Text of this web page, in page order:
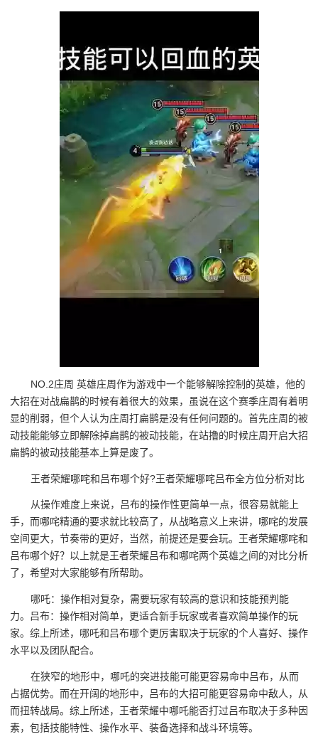
NO.2庄周 英雄庄周作为游戏中一个能够解除控制的英雄，他的
大招在对战扁鹊的时候有着很大的效果，虽说在这个赛季庄周有着明
显的削弱，但个人认为庄周打扁鹊是没有任何问题的。首先庄周的被
动技能能够立即解除掉扁鹊的被动技能，在站撸的时候庄周开启大招
扁鹊的被动技能基本上算是废了。
王者荣耀哪咤和吕布哪个好?王者荣耀哪咤吕布全方位分析对比
从操作难度上来说，吕布的操作性更简单一点，很容易就能上
手，而哪咤精通的要求就比较高了，从战略意义上来讲，哪咤的发展
空间更大，节奏带的更好，当然，前提还是要会玩。王者荣耀哪咤和
吕布哪个好？以上就是王者荣耀吕布和哪咤两个英雄之间的对比分析
了，希望对大家能够有所帮助。
哪吒：操作相对复杂，需要玩家有较高的意识和技能预判能
力。吕布：操作相对简单，更适合新手玩家或者喜欢简单操作的玩
家。综上所述，哪吒和吕布哪个更厉害取决于玩家的个人喜好、操作
水平以及团队配合。
在狭窄的地形中，哪吒的突进技能可能更容易命中吕布，从而
占据优势。而在开阔的地形中，吕布的大招可能更容易命中敌人，从
而扭转战局。综上所述，王者荣耀中哪吒能否打过吕布取决于多种因
素，包括技能特性、操作水平、装备选择和战斗环境等。